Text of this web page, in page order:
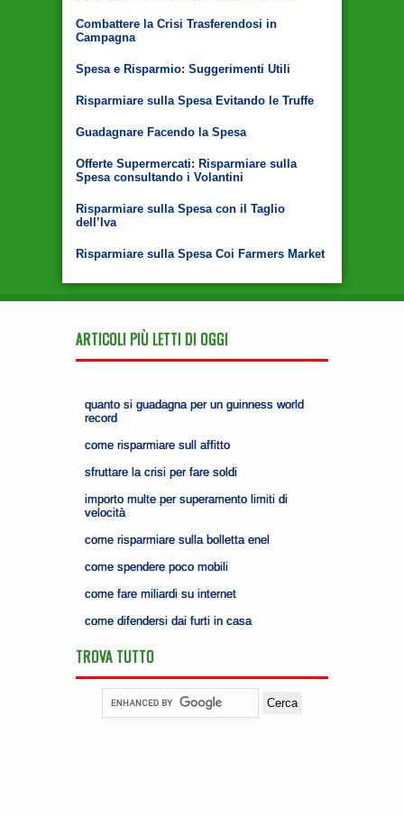
Combattere la Crisi Trasferendosi in
Campagna
Spesa e Risparmio: Suggerimenti Utili
Risparmiare sulla Spesa Evitando le Truffe
Guadagnare Facendo la Spesa
Offerte Supermercati: Risparmiare sulla
Spesa consultando i Volantini
Risparmiare sulla Spesa con il Taglio
dell’Iva
Risparmiare sulla Spesa Coi Farmers Market
ARTICOLI PIÙ LETTI DI OGGI
quanto si guadagna per un guinness world
record
come risparmiare sull affitto
sfruttare la crisi per fare soldi
importo multe per superamento limiti di
velocità
come risparmiare sulla bolletta enel
come spendere poco mobili
come fare miliardi su internet
come difendersi dai furti in casa
TROVA TUTTO